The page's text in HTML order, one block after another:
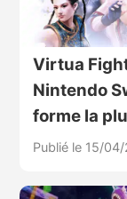
Virtua
Nintendo
forme la
Publié le 15/